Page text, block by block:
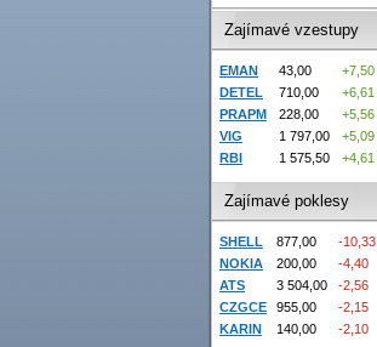
Zajímavé vzestupy
EMAN 43,00
+7,50
DETEL
710,00
+6,61
PRAPM
228,00
+5,56
VIG
1 797,00
+5,09
RBI
1 575,50 +4,61
Zajímavé poklesy
SHELL 877,00
-10,33
NOKIA
200,00
-4,40
ATS
3 504,00
-2,56
CZGCE
955,00
-2,15
KARIN
140,00 -2,10